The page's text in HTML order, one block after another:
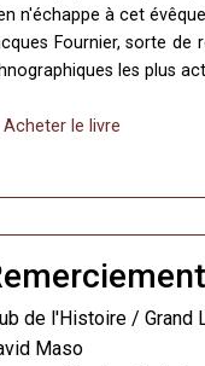
n'échappe à cet
Fournier, sorte de
les plus
le livre
de l'Histoire / Grand
Maso